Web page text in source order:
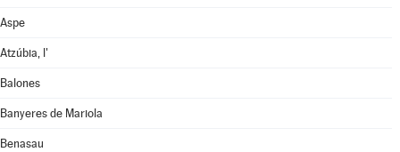
Aspe
Atzúbia, l'
Balones
Banyeres de Mariola
Benasau